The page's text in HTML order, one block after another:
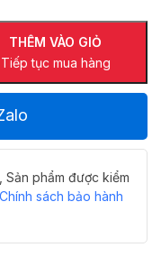
THÊM VÀO GIỎ
Tiếp tục mua hàng
, Sản phẩm được kiểm
Chính sách bảo hành